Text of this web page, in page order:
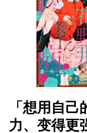
「想用自
力、变得更